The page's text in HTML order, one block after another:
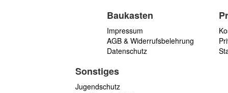
Baukasten
Impressum
AGB & Widerrufsbelehrung
Datenschutz
Sonstiges
Jugendschutz